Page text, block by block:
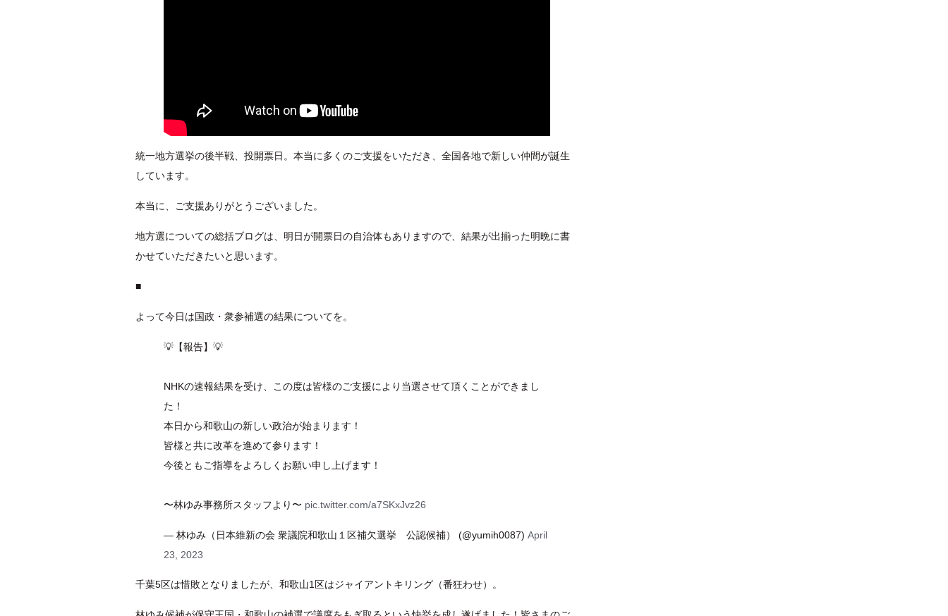
統一地方選挙の後半戦、投開票日。本当に多くのご支援をいただき、全国各地で新しい仲間が誕生
しています。
本当に、ご支援ありがとうございました。
地方選についての総括ブログは、明日が開票日の自治体もありますので、結果が出揃った明晩に書
かせていただきたいと思います。
■
よって今日は国政・衆参補選の結果についてを。
💡【報告】💡
NHKの速報結果を受け、この度は皆様のご支援により当選させて頂くことができまし
た！
本日から和歌山の新しい政治が始まります！
皆様と共に改革を進めて参ります！
今後ともご指導をよろしくお願い申し上げます！
〜林ゆみ事務所スタッフより〜 pic.twitter.com/a7SKxJvz26
— 林ゆみ（日本維新の会 衆議院和歌山１区補欠選挙 公認候補） (@yumih0087) April
23, 2023
千葉5区は惜敗となりましたが、和歌山1区はジャイアントキリング（番狂わせ）。